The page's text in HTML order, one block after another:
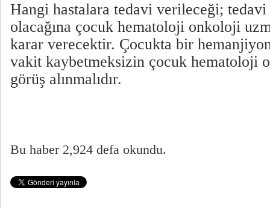
Hangi hastalara tedavi verileceği;
olacağına çocuk hematoloji onkoloji
karar verecektir. Çocukta bir
vakit kaybetmeksizin çocuk hematoloji
görüş alınmalıdır.
Bu haber 2,924 defa okundu.